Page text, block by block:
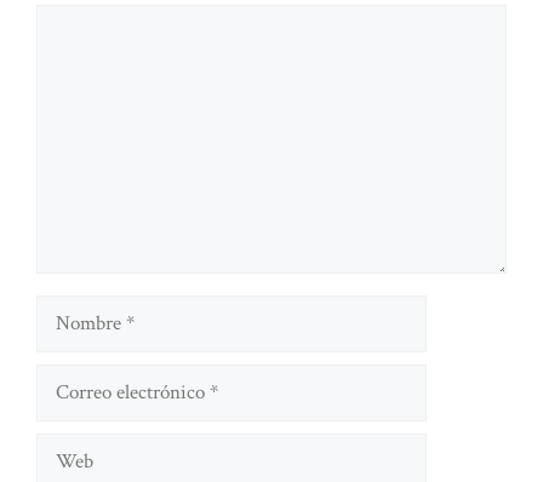
Nombre
electrónico